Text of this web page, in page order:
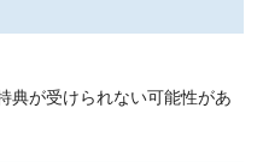
典が受けられない可能性があ